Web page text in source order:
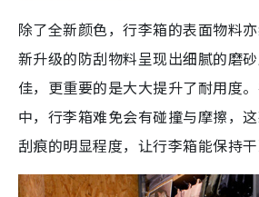
除了全新颜色，行李箱的表面物料
新升级的防刮物料呈现出细腻的磨
佳，更重要的是大大提升了耐用度
中，行李箱难免会有碰撞与摩擦，
刮痕的明显程度，让行李箱能保持干